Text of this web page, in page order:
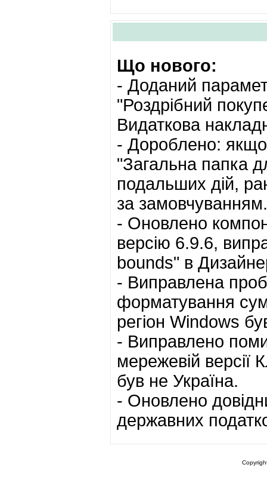
Що нового:
- Доданий
"Роздрібний
Видаткова
- Дороблено: якщо
"Загальна папка
подальших дій,
за замовчуванням.
- Оновлено
версію 6.9.6,
bounds" в
- Виправлена
форматування
регіон Windows
- Виправлено
мережевій версії
був не Україна.
- Оновлено
державних